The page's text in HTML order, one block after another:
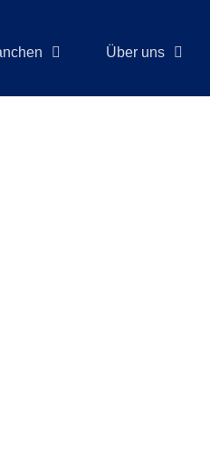
Über uns